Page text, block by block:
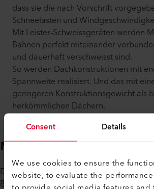
Consent Details
We use cookies to ensure the
website, to evaluate the
dass sie die nach Vorschrift
Schneelasten und
Mit Leister-Schweissgeräten werden
Bahnen perfekt miteinander
und dauerhaft verschweisst sind.
So werden Dachkonstruktionen mit
Spannweite realisiert. Und das mit
geringeren Konstruktionsgewicht als
herkömmlichen Dächern.
Membranfassaden
Die textile Fassadengestaltung gewinnt
Bedeutung. Architekten lieben die schier